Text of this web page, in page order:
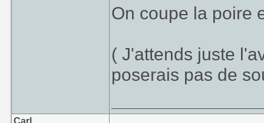
On coupe la poire
( J'attends juste
poserais pas de
Carl